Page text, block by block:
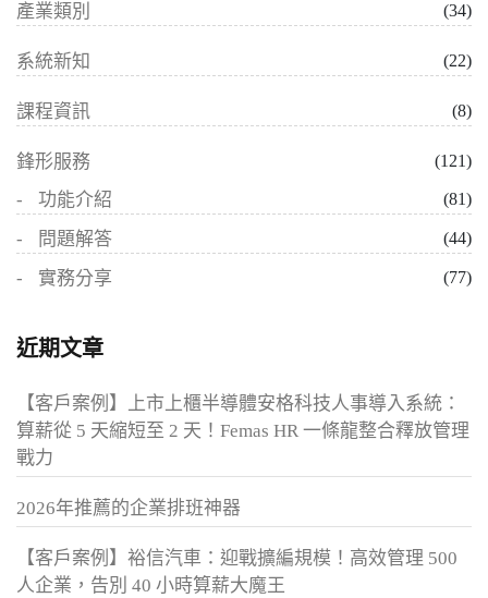
產業類別 (34)
系統新知 (22)
課程資訊 (8)
鋒形服務 (121)
功能介紹 (81)
問題解答 (44)
實務分享 (77)
近期文章
【客戶案例】上市上櫃半導體安格科技人事導入系統：
算薪從 5 天縮短至 2 天！Femas HR 一條龍整合釋放管理
戰力
2026年推薦的企業排班神器
【客戶案例】裕信汽車：迎戰擴編規模！高效管理 500
人企業，告別 40 小時算薪大魔王